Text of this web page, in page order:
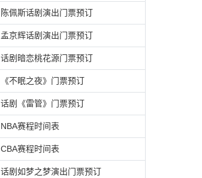
陈佩斯话剧演出门票预订
孟京辉话剧演出门票预订
话剧暗恋桃花源门票预订
《不眠之夜》门票预订
话剧《雷管》门票预订
NBA赛程时间表
CBA赛程时间表
话剧如梦之梦演出门票预订